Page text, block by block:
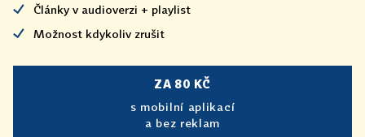
Články v audioverzi + playlist
Možnost kdykoliv zrušit
ZA 80 KČ
s mobilní aplikací
a bez reklam